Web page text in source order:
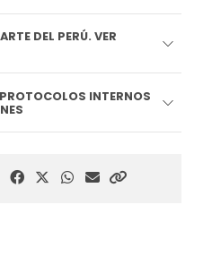
DEL PERÚ. VER
INTERNOS